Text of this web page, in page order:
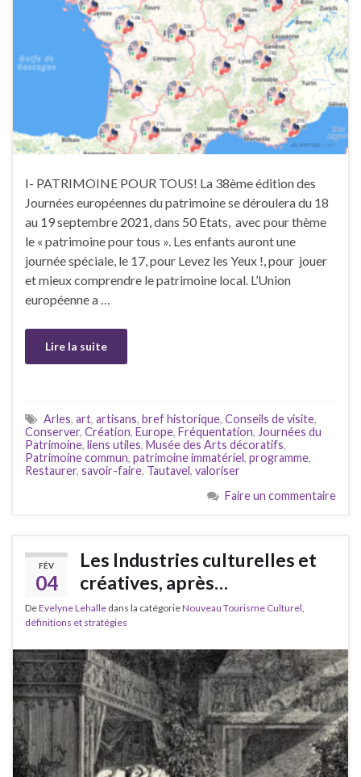
I- PATRIMOINE POUR TOUS! La 38ème édition des
Journées européennes du patrimoine se déroulera du 18
au 19 septembre 2021, dans 50 Etats, avec pour thème
le « patrimoine pour tous ». Les enfants auront une
journée spéciale, le 17, pour Levez les Yeux !, pour jouer
et mieux comprendre le patrimoine local. L’Union
européenne a …
Lire la suite
Arles, art, artisans, bref historique, Conseils de visite,
Conserver, Création, Europe, Fréquentation, Journées du
Patrimoine, liens utiles, Musée des Arts décoratifs,
Patrimoine commun, patrimoine immatériel, programme,
Restaurer, savoir-faire, Tautavel, valoriser
Faire un commentaire
FÉV
04
Les Industries culturelles et
créatives, après…
DeEvelyne Lehalle dans la catégorieNouveau Tourisme Culturel,
définitions et stratégies